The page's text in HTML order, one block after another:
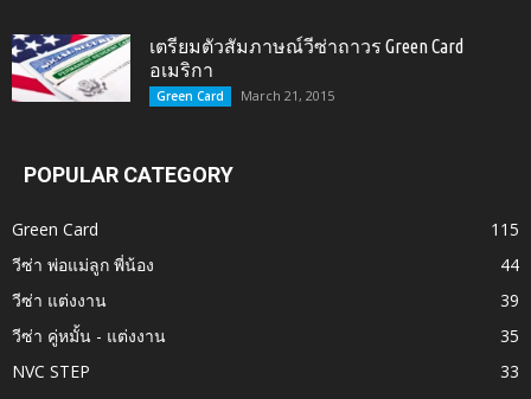
เตรียมตัวสัมภาษณ์วีซ่าถาวร Green Card
อเมริกา
Green Card March 21, 2015
POPULAR CATEGORY
Green Card
115
วีซ่า พ่อแม่ลูก พี่น้อง
44
วีซ่า แต่งงาน
39
วีซ่า คู่หมั้น - แต่งงาน
35
NVC STEP
33